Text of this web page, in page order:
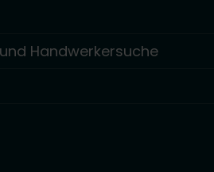
Handwerkersuche